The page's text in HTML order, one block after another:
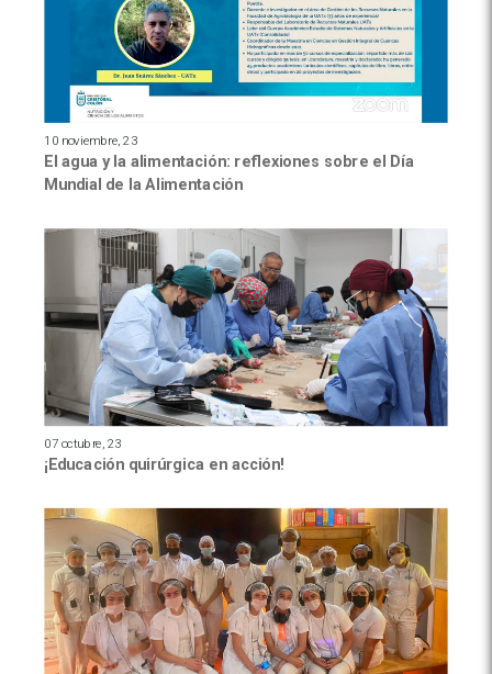
10 noviembre, 23
El agua y la alimentación: reflexiones sobre el Día
Mundial de la Alimentación
07 octubre, 23
¡Educación quirúrgica en acción!